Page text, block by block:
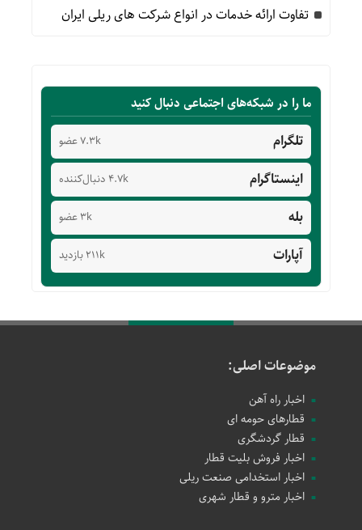
تفاوت ارائه خدمات در انواع شرکت های ریلی ایران
ما را در شبکه‌های اجتماعی دنبال کنید
تلگرام 7.3k عضو
اینستاگرام 4.7k دنبال‌کننده
بله 3k عضو
آپارات 211k بازدید
موضوعات اصلی:
اخبار راه آهن
قطارهای حومه ای
قطار گردشگری
اخبار فروش بلیت قطار
اخبار استخدامی صنعت ریلی
اخبار مترو و قطار شهری